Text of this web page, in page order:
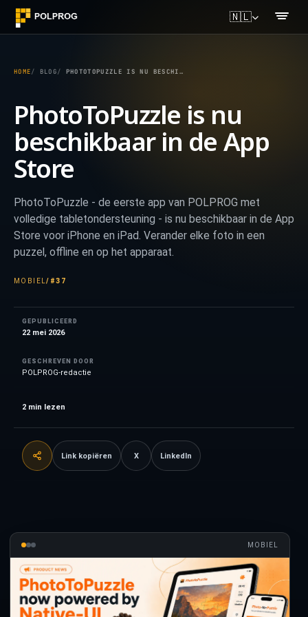
🇳🇱
HOME BLOG PHOTOTOPUZZLE IS NU BESCHIKBAAR IN DE APP STORE
PhotoToPuzzle is nu
beschikbaar in de App
Store
PhotoToPuzzle - de eerste app van POLPROG met
volledige tabletondersteuning - is nu beschikbaar in de App
Store voor iPhone en iPad. Verander elke foto in een
puzzel, offline en op het apparaat.
MOBIEL/ #37
GEPUBLICEERD
22 mei 2026
GESCHREVEN DOOR
POLPROG-redactie
2 min lezen
Link kopiëren X LinkedIn
MOBIEL